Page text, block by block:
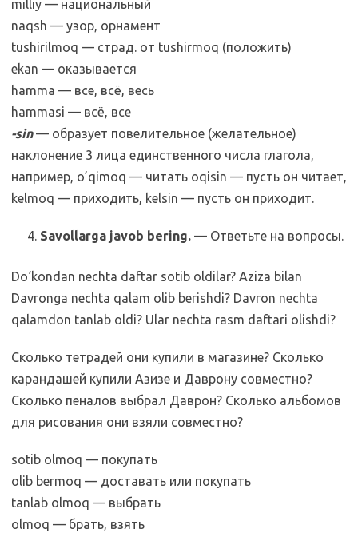
milliy — национальный
naqsh — узор, орнамент
tushirilmoq — страд. от tushirmoq (положить)
ekan — оказывается
hamma — все, всё, весь
hammasi — всё, все
-sin— образует повелительное (желательное)
наклонение 3 лица единственного числа глагола,
например, o’qimoq — читать oqisin — пусть он читает,
kelmoq — приходить, kelsin — пусть он приходит.
Savollarga javob bering. — Ответьте на вопросы.
Do‘kondan nechta daftar sotib oldilar? Aziza bilan
Davronga nechta qalam olib berishdi? Davron nechta
qalamdon tanlab oldi? Ular nechta rasm daftari olishdi?
Сколько тетрадей они купили в магазине? Сколько
карандашей купили Азизе и Даврону совместно?
Сколько пеналов выбрал Даврон? Сколько альбомов
для рисования они взяли совместно?
sotib olmoq — покупать
olib bermoq — доставать или покупать
tanlab olmoq — выбрать
olmoq — брать, взять